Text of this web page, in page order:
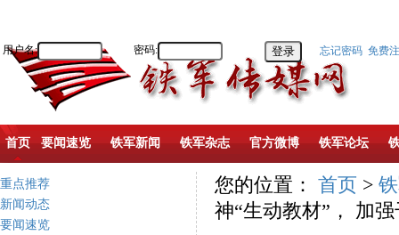
用户名: 密码: 忘记密码 免费
首页 要闻速览 铁军新闻 铁军杂志 官方微博 铁军论坛
重点推荐
新闻动态
要闻速览
您的位置： 首页 >
神“生动教材”， 加